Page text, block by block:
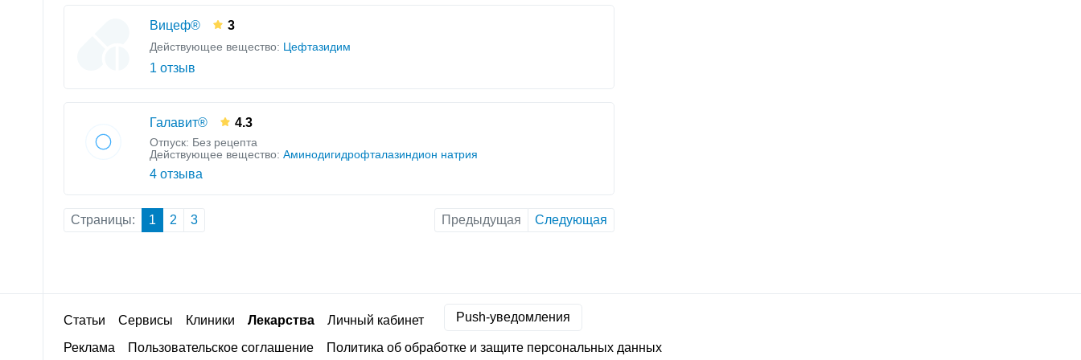
Вицеф® 3
Действующее вещество: Цефтазидим
1 отзыв
Галавит® 4.3
Отпуск: Без рецепта
Действующее вещество: Аминодигидрофталазиндион натрия
4 отзыва
Страницы: 1 2 3 Предыдущая Следующая
Статьи Сервисы Клиники Лекарства Личный кабинет Push-уведомления
Реклама Пользовательское соглашение Политика об обработке и защите персональных данных